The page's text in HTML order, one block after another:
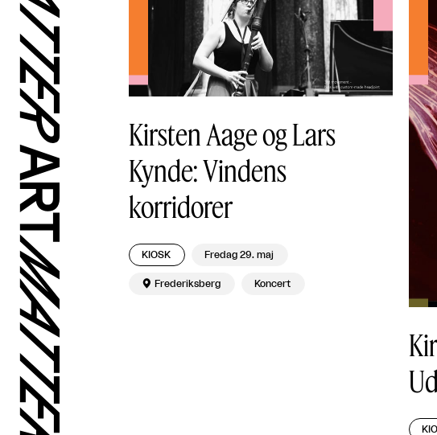
Kirsten Aage og Lars
Kynde: Vindens
korridorer
KIOSK Fredag 29. maj
 Frederiksberg Koncert